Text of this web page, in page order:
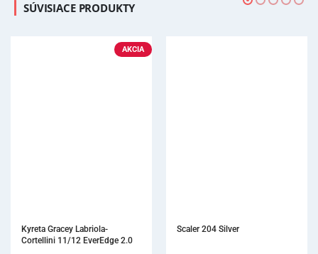
SÚVISIACE PRODUKTY
Scaler 204 Silver